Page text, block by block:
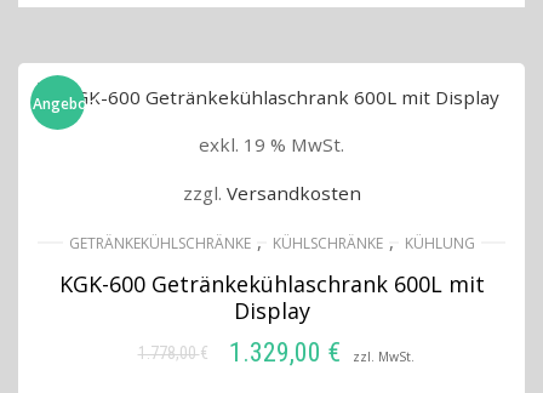
Angebot!
exkl. 19 % MwSt.
zzgl. Versandkosten
GETRÄNKEKÜHLSCHRÄNKE , KÜHLSCHRÄNKE , KÜHLUNG
KGK-600 Getränkekühlaschrank 600L mit
Display
1.778,00€
Ursprünglicher
1.329,00 €
Aktueller
zzl. MwSt.